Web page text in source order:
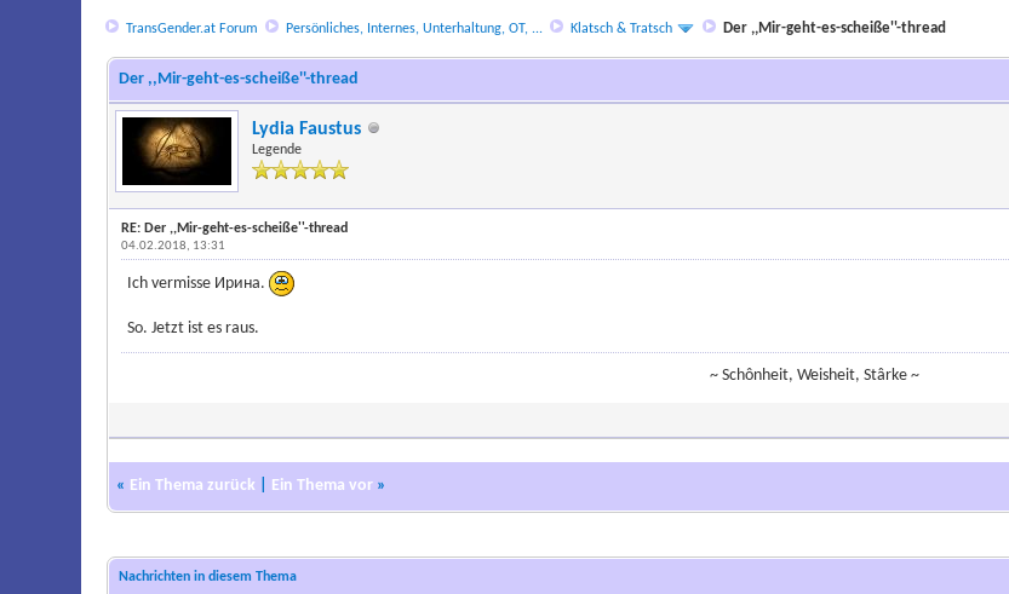
TransGender.at Forum Persönliches, Internes, Unterhaltung, OT, ... Klatsch & Tratsch Der ,,Mir-geht-es-scheiße''-thread
Der ,,Mir-geht-es-scheiße''-thread
Lydia Faustus
Legende
RE: Der ,,Mir-geht-es-scheiße''-thread
04.02.2018, 13:31
Ich vermisse Ирина.
So. Jetzt ist es raus.
~ Schônheit, Weisheit, Stârke ~
« Ein Thema zurück Ein Thema vor»
Nachrichten in diesem Thema